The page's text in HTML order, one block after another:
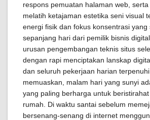
respons pemuatan halaman web, serta
melatih ketajaman estetika seni visual
energi fisik dan fokus konsentrasi yang
sepanjang hari dari pemilik bisnis
urusan pengembangan teknis situs
dengan rapi menciptakan lanskap
dan seluruh pekerjaan harian
memuaskan, malam hari yang sunyi
yang paling berharga untuk
rumah. Di waktu santai sebelum
bersenang-senang di internet